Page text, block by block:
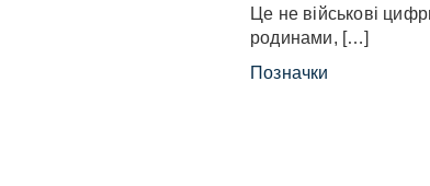
Це не військові
родинами, […]
Позначки